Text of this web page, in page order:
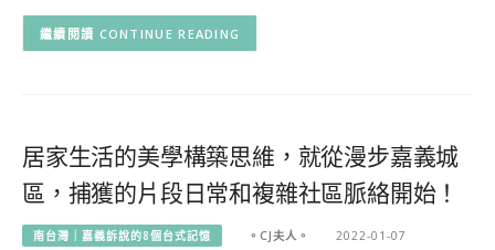
CONTINUE READING
居家生活的美學構築思維，就從漫步嘉義城
區，捕獲的片段日常和複雜社區脈絡開始！
南台灣｜嘉義訴說的8個台式記憶 。CJ夫人。 2022-01-07